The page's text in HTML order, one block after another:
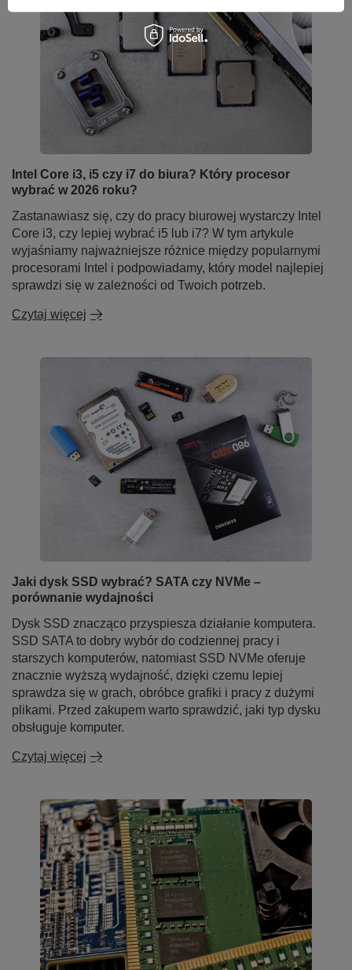
Intel Core i3, i5 czy i7 do biura? Który procesor
wybrać w 2026 roku?
Zastanawiasz się, czy do pracy biurowej wystarczy Intel
Core i3, czy lepiej wybrać i5 lub i7? W tym artykule
wyjaśniamy najważniejsze różnice między popularnymi
procesorami Intel i podpowiadamy, który model najlepiej
sprawdzi się w zależności od Twoich potrzeb.
Czytaj więcej
Jaki dysk SSD wybrać? SATA czy NVMe –
porównanie wydajności
Dysk SSD znacząco przyspiesza działanie komputera.
SSD SATA to dobry wybór do codziennej pracy i
starszych komputerów, natomiast SSD NVMe oferuje
znacznie wyższą wydajność, dzięki czemu lepiej
sprawdza się w grach, obróbce grafiki i pracy z dużymi
plikami. Przed zakupem warto sprawdzić, jaki typ dysku
obsługuje komputer.
Czytaj więcej